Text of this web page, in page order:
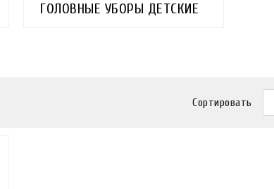
ГОЛОВНЫЕ УБОРЫ ДЕТСКИЕ
Сортировать